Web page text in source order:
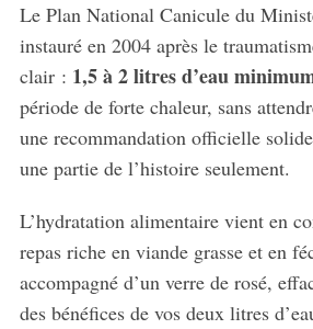
Le Plan National Canicule du
instauré en 2004 après le
clair : 1,5 à 2 litres d’eau
période de forte chaleur, sans
une recommandation officielle
une partie de l’histoire seulement.
L’hydratation alimentaire vient en
repas riche en viande grasse et en
accompagné d’un verre de rosé,
des bénéfices de vos deux litres